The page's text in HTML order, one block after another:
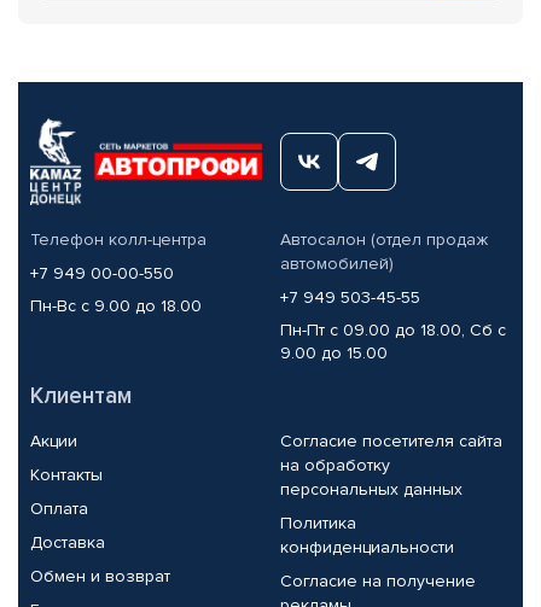
Телефон колл-центра
+7 949 00-00-550
Пн-Вс с 9.00 до 18.00
Автосалон (отдел продаж
автомобилей)
+7 949 503-45-55
Пн-Пт с 09.00 до 18.00, Сб с
9.00 до 15.00
Клиентам
Акции
Контакты
Оплата
Доставка
Обмен и возврат
Согласие посетителя сайта
на обработку
персональных данных
Политика
конфиденциальности
Согласие на получение